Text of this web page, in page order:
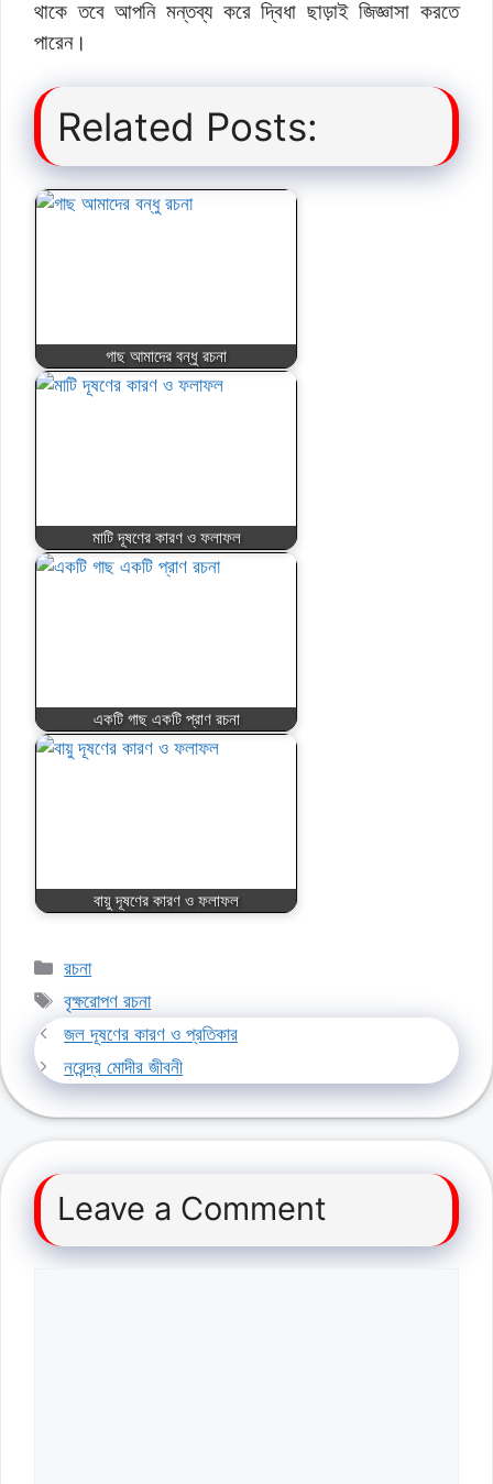
থাকে তবে আপনি মন্তব্য করে দ্বিধা ছাড়াই জিজ্ঞাসা করতে
পারেন।
Related Posts:
গাছ আমাদের বন্ধু রচনা
মাটি দূষণের কারণ ও ফলাফল
একটি গাছ একটি প্রাণ রচনা
বায়ু দূষণের কারণ ও ফলাফল
Categories
রচনা
Tags
বৃক্ষরোপণ রচনা
জল দূষণের কারণ ও প্রতিকার
নরেন্দ্র মোদীর জীবনী
Leave a Comment